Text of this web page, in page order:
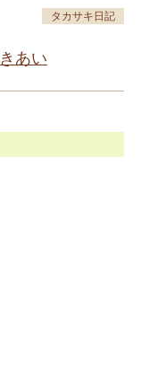
タカサキ日記
あい